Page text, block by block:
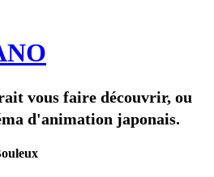
vous faire découvrir, ou
d'animation japonais.